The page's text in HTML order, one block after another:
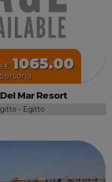
€1065.00
Mar Resort
- Egitto